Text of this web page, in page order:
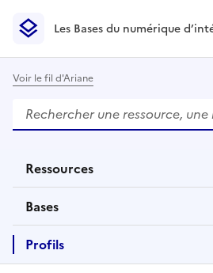
Les Bases du numérique
Les Bases du numérique
Voir le fil d'Ariane
Rechercher
Des résultats de recherche
Ressources
éléments
Bases
éléments
Profils
éléments